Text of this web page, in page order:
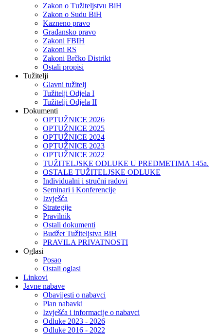
Zakon o Тužiteljstvu BiH
Zakon o Sudu BiH
Kazneno pravo
Građansko pravo
Zakoni FBIH
Zakoni RS
Zakoni Brčko Distrikt
Ostali propisi
Tužitelji
Glavni tužitelj
Tužitelji Odjela I
Tužitelji Odjela II
Dokumenti
OPTUŽNICE 2026
OPTUŽNICE 2025
OPTUŽNICE 2024
OPTUŽNICE 2023
OPTUŽNICE 2022
TUŽITELJSKE ODLUKE U PREDMETIMA 145a.
OSTALE TUŽITELJSKE ODLUKE
Individualni i stručni radovi
Seminari i Konferencije
Izvješća
Strategije
Pravilnik
Ostali dokumenti
Budžet Tužiteljstva BiH
PRAVILA PRIVATNOSTI
Oglasi
Posao
Ostali oglasi
Linkovi
Javne nabave
Obavijesti o nabavci
Plan nabavki
Izvješća i informacije o nabavci
Odluke 2023 - 2026
Odluke 2016 - 2022